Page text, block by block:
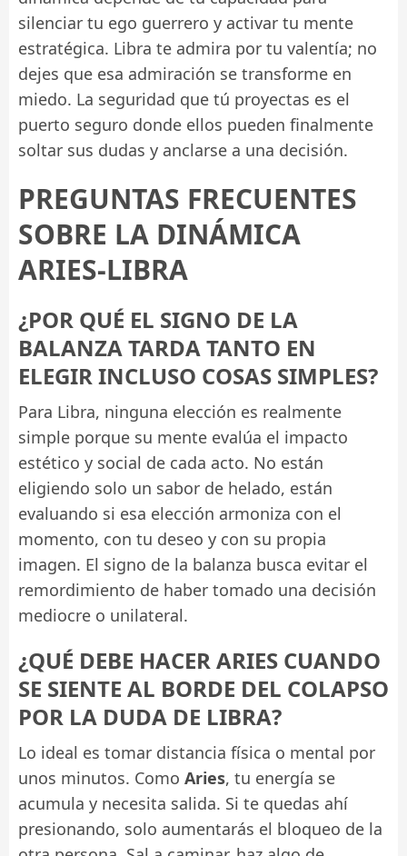
silenciar tu ego guerrero y activar tu mente
estratégica. Libra te admira por tu valentía; no
dejes que esa admiración se transforme en
miedo. La seguridad que tú proyectas es el
puerto seguro donde ellos pueden finalmente
soltar sus dudas y anclarse a una decisión.
PREGUNTAS FRECUENTES
SOBRE LA DINÁMICA
ARIES-LIBRA
¿POR QUÉ EL SIGNO DE LA
BALANZA TARDA TANTO EN
ELEGIR INCLUSO COSAS SIMPLES?
Para Libra, ninguna elección es realmente
simple porque su mente evalúa el impacto
estético y social de cada acto. No están
eligiendo solo un sabor de helado, están
evaluando si esa elección armoniza con el
momento, con tu deseo y con su propia
imagen. El signo de la balanza busca evitar el
remordimiento de haber tomado una decisión
mediocre o unilateral.
¿QUÉ DEBE HACER ARIES CUANDO
SE SIENTE AL BORDE DEL COLAPSO
POR LA DUDA DE LIBRA?
Lo ideal es tomar distancia física o mental por
unos minutos. Como Aries, tu energía se
acumula y necesita salida. Si te quedas ahí
presionando, solo aumentarás el bloqueo de la